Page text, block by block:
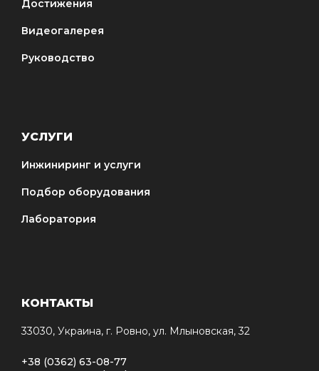
Достижения
Видеогалерея
Руководство
УСЛУГИ
Инжиниринг и услуги
Подбор оборудования
Лаборатория
КОНТАКТЫ
33030, Украина, г. Ровно, ул. Млыновская, 32
+38 (0362) 63-08-77